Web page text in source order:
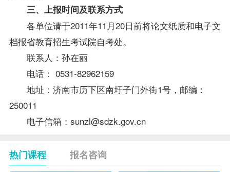
三、上报时间及联系方式
各单位请于2011年11月20日前将论文纸质和电子文
档报省教育招生考试院自考处。
联系人：孙在丽
电话： 0531-82962159
地址：济南市历下区南圩子门外街1号，邮编：
250011
电子信箱： sunzl@sdzk.gov.cn
热门课程 报名咨询